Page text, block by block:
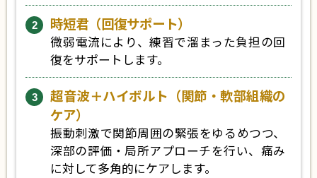
時短君（回復サポート）
微弱電流により、練習で溜まった負担の回
復をサポートします。
超音波＋ハイボルト（関節・軟部組織の
ケア）
振動刺激で関節周囲の緊張をゆるめつつ、
深部の評価・局所アプローチを行い、痛み
に対して多角的にケアします。